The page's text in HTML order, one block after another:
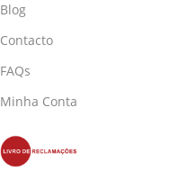
Blog
Contacto
FAQs
Minha Conta